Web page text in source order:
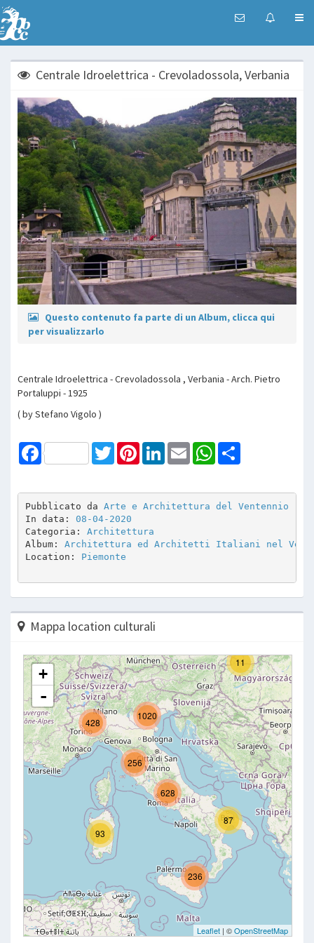
Centrale Idroelettrica - Crevoladossola, Verbania
Questo contenuto fa parte di un Album, clicca qui
per visualizzarlo
Centrale Idroelettrica - Crevoladossola , Verbania - Arch. Pietro
Portaluppi - 1925
( by Stefano Vigolo )
Facebook TwitterPinterestLinkedInEmail WhatsApp
Pubblicato da Arte e Architettura del Ventennio
In data: 08-04-2020
Categoria: Architettura
Album: Architettura ed Architetti Italiani nel
Location: Piemonte
Mappa location culturali